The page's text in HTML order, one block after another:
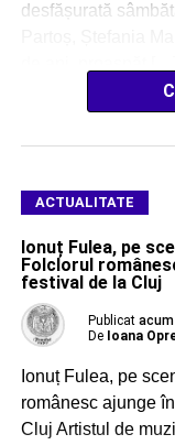
desfășurată
ACTUALITATE
Ionuț Fulea, pe
Folclorul
festival de la Cluj
Publicat acum
De Ioana
Ionuț Fulea, pe
românesc ajunge
Cluj Artistul de